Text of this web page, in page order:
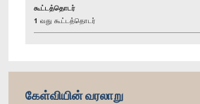
கூட்டத்தொடர்
1 வது கூட்டத்தொடர்
கேள்வியின் வரலாறு